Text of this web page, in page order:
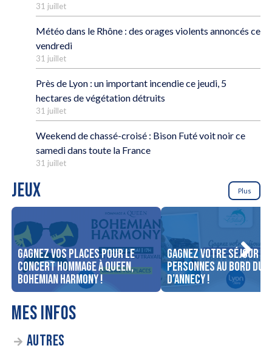
31 juillet
Météo dans le Rhône : des orages violents annoncés ce
vendredi
31 juillet
Près de Lyon : un important incendie ce jeudi, 5
hectares de végétation détruits
31 juillet
Weekend de chassé-croisé : Bison Futé voit noir ce
samedi dans toute la France
31 juillet
JEUX Plus
Gagnez vos places pour le
concert Hommage à Queen,
Bohemian Harmony !
Gagnez votre séjour
personnes au bord du
d’Annecy !
MES INFOS
AUTRES